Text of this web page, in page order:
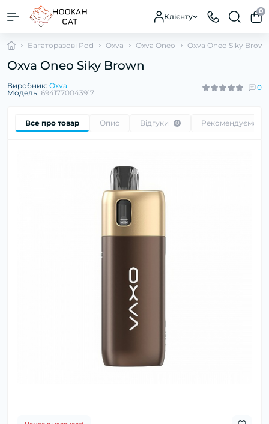
Клієнту
0
Багаторазові Pod Oxva Oxva Oneo Oxva Oneo Siky Brown
Oxva Oneo Siky Brown
Виробник: Oxva
Модель: 6941770043917
0
Все про товар Опис Відгуки 0 Рекомендуємо